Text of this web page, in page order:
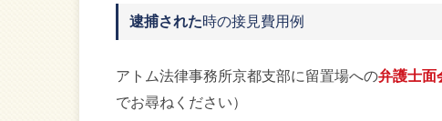
逮捕された時の接見費用例
アトム法律事務所京都支部に留置場への弁護士面
でお尋ねください）